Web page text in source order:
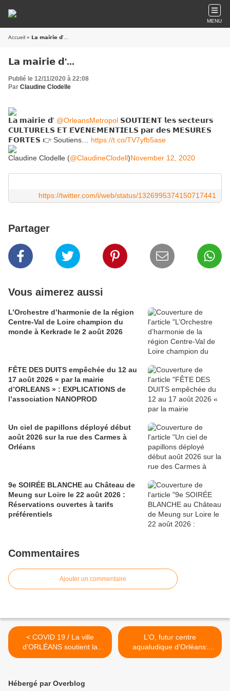
MENU
Accueil » 𝗟𝗮 𝗺𝗮𝗶𝗿𝗶𝗲 𝗱'...
𝗟𝗮 𝗺𝗮𝗶𝗿𝗶𝗲 𝗱'...
Publié le 12/11/2020 à 22:08
Par Claudine Clodelle
𝗟𝗮 𝗺𝗮𝗶𝗿𝗶𝗲 𝗱' @OrleansMetropol 𝗦𝗢𝗨𝗧𝗜𝗘𝗡𝗧 𝗹𝗲𝘀 𝘀𝗲𝗰𝘁𝗲𝘂𝗿𝘀
𝗖𝗨𝗟𝗧𝗨𝗥𝗘𝗟𝗦 𝗘𝗧 𝗘́𝗩𝗘̀𝗡𝗘𝗠𝗘𝗡𝗧𝗜𝗘𝗟𝗦 𝗽𝗮𝗿 𝗱𝗲𝘀 𝗠𝗘𝗦𝗨𝗥𝗘𝗦
𝗙𝗢𝗥𝗧𝗘𝗦 👉 Soutiens… https://t.co/TV7yfb5ase
Claudine Clodelle (@ClaudineClodell)November 12, 2020
https://twitter.com/i/web/status/1326995374150717441
Partager
Vous aimerez aussi
L’Orchestre d’harmonie de la région
Centre-Val de Loire champion du
monde à Kerkrade le 2 août 2026
FÊTE DES DUITS empêchée du 12 au
17 août 2026 « par la mairie
d’ORLEANS » : EXPLICATIONS de
l’association NANOPROD
Un ciel de papillons déployé début
août 2026 sur la rue des Carmes à
Orléans
9e SOIRÉE BLANCHE au Château de
Meung sur Loire le 22 août 2026 :
Réservations ouvertes à tarifs
préférentiels
Commentaires
Ajouter un commentaire
< COVID 19 / La ville
d'ORLÉANS soutient la
CULTURE: Nouvelles
L’O, futur centre
aqualudique d'Orléans:
Point sur l'avancement du
Hébergé par Overblog